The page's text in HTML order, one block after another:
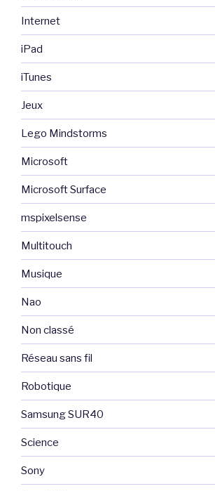
Internet
iPad
iTunes
Jeux
Lego Mindstorms
Microsoft
Microsoft Surface
mspixelsense
Multitouch
Musique
Nao
Non classé
Réseau sans fil
Robotique
Samsung SUR40
Science
Sony